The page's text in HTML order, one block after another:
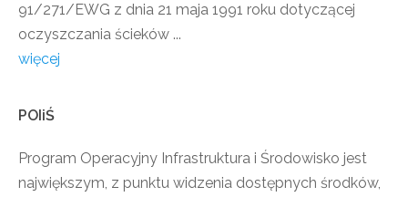
91/271/EWG z dnia 21 maja 1991 roku dotyczącej
oczyszczania ścieków ...
więcej
POIiŚ
Program Operacyjny Infrastruktura i Środowisko jest
największym, z punktu widzenia dostępnych środków,